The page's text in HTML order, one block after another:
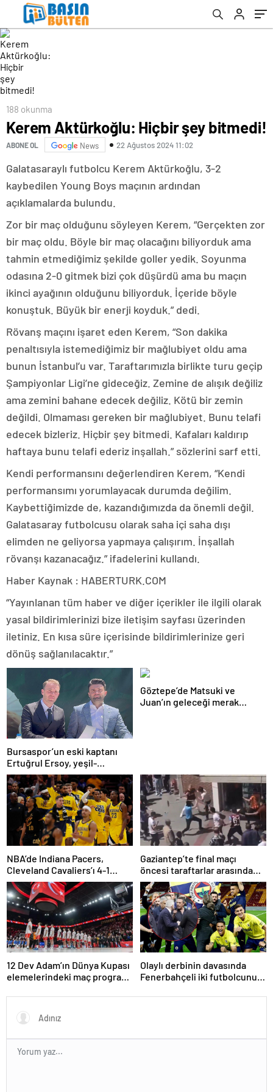
188 okunma
Kerem Aktürkoğlu: Hiçbir şey bitmedi!
ABONE OL News 22 Ağustos 2024 11:02
Galatasaraylı futbolcu Kerem Aktürkoğlu, 3-2
kaybedilen Young Boys maçının ardından
açıklamalarda bulundu.
Zor bir maç olduğunu söyleyen Kerem, “Gerçekten zor
bir maç oldu. Böyle bir maç olacağını biliyorduk ama
tahmin etmediğimiz şekilde goller yedik. Soyunma
odasına 2-0 gitmek bizi çok düşürdü ama bu maçın
ikinci ayağının olduğunu biliyorduk. İçeride böyle
konuştuk. Büyük bir enerji koyduk.” dedi.
Rövanş maçını işaret eden Kerem, “Son dakika
penaltısıyla istemediğimiz bir mağlubiyet oldu ama
bunun İstanbul’u var. Taraftarımızla birlikte turu geçip
Şampiyonlar Ligi’ne gideceğiz. Zemine de alışık değiliz
ama zemini bahane edecek değiliz. Kötü bir zemin
değildi. Olmaması gereken bir mağlubiyet. Bunu telafi
edecek bizleriz. Hiçbir şey bitmedi. Kafaları kaldırıp
haftaya bunu telafi ederiz inşallah.” sözlerini sarf etti.
Kendi performansını değerlendiren Kerem, “Kendi
performansımı yorumlayacak durumda değilim.
Kaybettiğimizde de, kazandığımızda da önemli değil.
Galatasaray futbolcusu olarak saha içi saha dışı
elimden ne geliyorsa yapmaya çalışırım. İnşallah
rövanşı kazanacağız.” ifadelerini kullandı.
Haber Kaynak : HABERTURK.COM
“Yayınlanan tüm haber ve diğer içerikler ile ilgili olarak
yasal bildirimlerinizi bize iletişim sayfası üzerinden
iletiniz. En kısa süre içerisinde bildirimlerinize geri
dönüş sağlanılacaktır.”
Bursaspor’un eski kaptanı
Ertuğrul Ersoy, yeşil-
beyazlılara geri döndü
Göztepe’de Matsuki ve
Juan’ın geleceği merak
NBA’de Indiana Pacers,
Cleveland Cavaliers’ı 4-1
yenerek konferans finaline
yükseldi
Gaziantep’te final maçı
öncesi taraftarlar arasında
tartışma çıktı
12 Dev Adam’ın Dünya Kupası
elemelerindeki maç programı
Olaylı derbinin davasında
Fenerbahçeli iki futbolcunun